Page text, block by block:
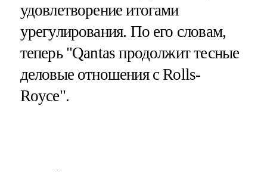
удовлетворение итогами
урегулирования. По его словам,
теперь "Qantas продолжит тесные
деловые отношения с Rolls-
Royce".